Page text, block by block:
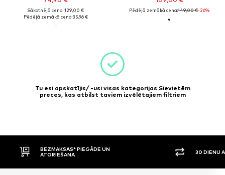
Sākotnējā cena: 129,00 €
Pēdējā zemākā cena:35,96 €
Pēdējā zemākā cena:149,00 €-26%
Tu esi apskatījis/ -usi visas kategorijas Sievietēm
preces, kas atbilst taviem izvēlētajiem filtriem
BEZMAKSAS* PIEGĀDE UN
ATGRIEŠANA
30 DIENU